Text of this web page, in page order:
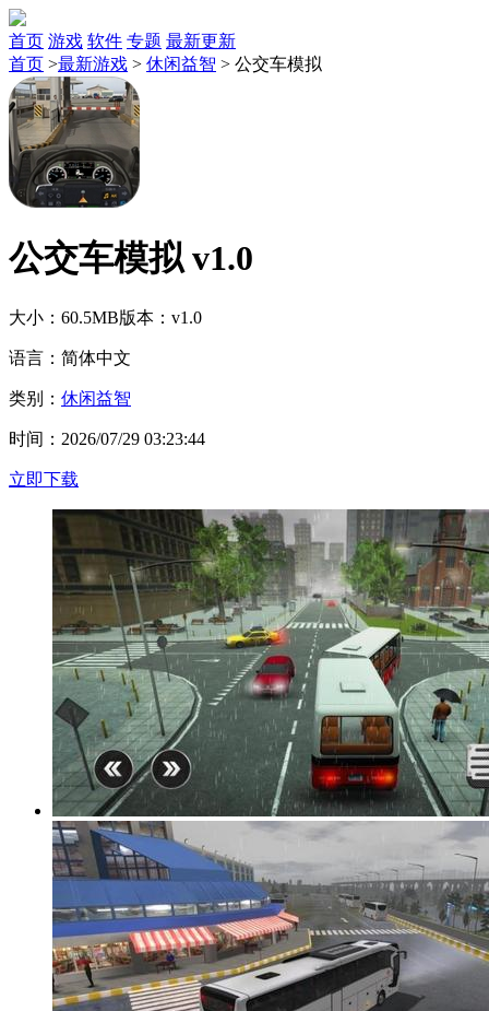
首页 游戏 软件 专题 最新更新
首页 >最新游戏 > 休闲益智 > 公交车模拟
公交车模拟 v1.0
大小：60.5MB版本：v1.0
语言：简体中文
类别： 休闲益智
时间：2026/07/29 03:23:44
立即下载